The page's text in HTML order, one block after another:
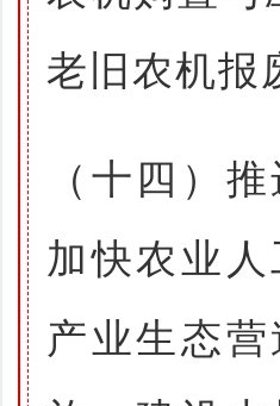
老旧农机报
（十四）
加快农业
产业生态